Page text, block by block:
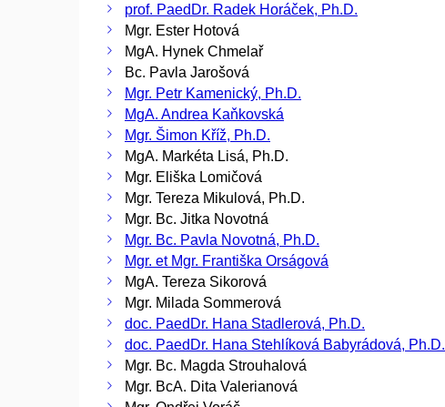
prof. PaedDr. Radek Horáček, Ph.D.
Mgr. Ester Hotová
MgA. Hynek Chmelař
Bc. Pavla Jarošová
Mgr. Petr Kamenický, Ph.D.
MgA. Andrea Kaňkovská
Mgr. Šimon Kříž, Ph.D.
MgA. Markéta Lisá, Ph.D.
Mgr. Eliška Lomičová
Mgr. Tereza Mikulová, Ph.D.
Mgr. Bc. Jitka Novotná
Mgr. Bc. Pavla Novotná, Ph.D.
Mgr. et Mgr. Františka Orságová
MgA. Tereza Sikorová
Mgr. Milada Sommerová
doc. PaedDr. Hana Stadlerová, Ph.D.
doc. PaedDr. Hana Stehlíková Babyrádová, Ph.D.
Mgr. Bc. Magda Strouhalová
Mgr. BcA. Dita Valerianová